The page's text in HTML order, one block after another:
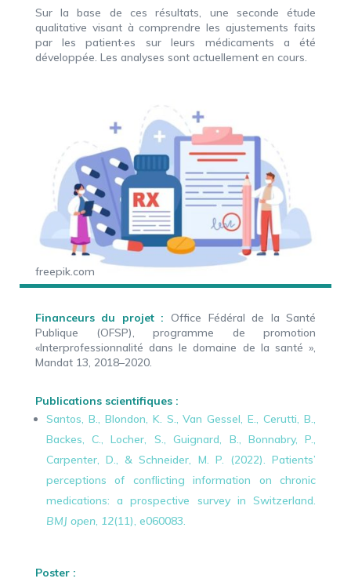
Sur la base de ces résultats, une seconde étude
qualitative visant à comprendre les ajustements faits
par les patient·es sur leurs médicaments a été
développée. Les analyses sont actuellement en cours.
freepik.com
Financeurs du projet : Office Fédéral de la Santé
Publique (OFSP), programme de promotion
«Interprofessionnalité dans le domaine de la santé »,
Mandat 13, 2018–2020.
Publications scientifiques :
Santos, B., Blondon, K. S., Van Gessel, E., Cerutti, B.,
Backes, C., Locher, S., Guignard, B., Bonnabry, P.,
Carpenter, D., & Schneider, M. P. (2022).Patients’
perceptions of conflicting information on chronic
medications: a prospective survey in Switzerland.
BMJ open, 12(11), e060083.
Poster :